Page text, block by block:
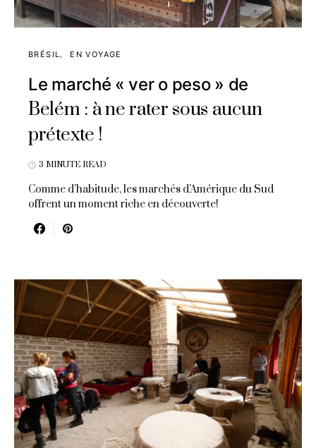
BRÉSIL EN VOYAGE
Le marché « ver o peso » de
Belém : à ne rater sous aucun
prétexte !
3 MINUTE READ
Comme d'habitude, les marchés d'Amérique du Sud
offrent un moment riche en découverte!